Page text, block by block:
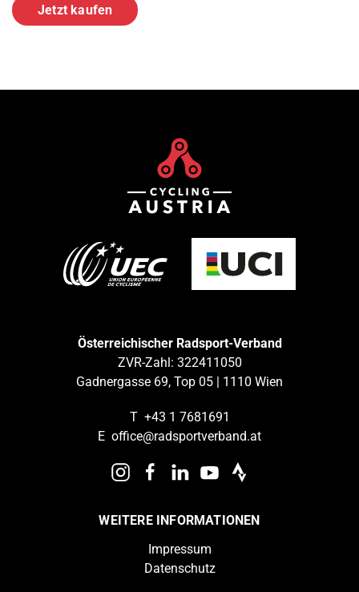
Jetzt kaufen
Österreichischer Radsport-Verband
ZVR-Zahl: 322411050
Gadnergasse 69, Top 05 | 1110 Wien
T +43 1 7681691
E office@radsportverband.at
WEITERE INFORMATIONEN
Impressum
Datenschutz